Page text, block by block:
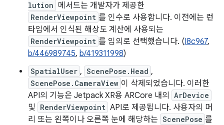
lution 메서드는 개발자가 제공한
RenderViewpoint 를 인수로 사용합니다. 이전에는 런
타임에서 인식된 해상도 계산에 사용되는
RenderViewpoint 를 임의로 선택했습니다. (I8c967,
b/446989745, b/419311998)
SpatialUser , ScenePose.Head ,
ScenePose.CameraView 이 삭제되었습니다. 이러한
API의 기능은 Jetpack XR용 ARCore 내의
ArDevice
및 RenderViewpoint API로 제공됩니다. 사용자의 머
리 또는 왼쪽이나 오른쪽 눈에 해당하는 ScenePose 를